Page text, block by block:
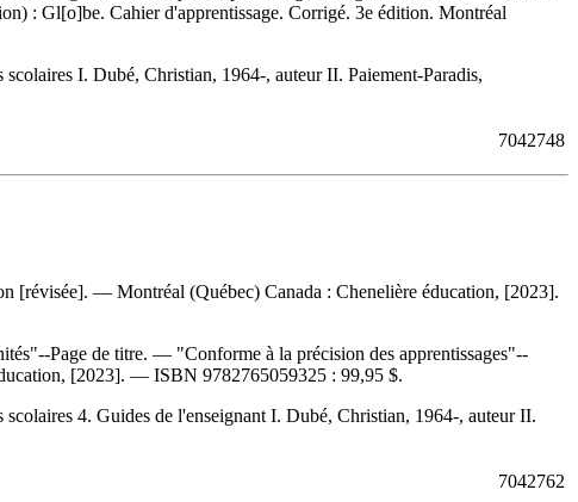
: Gl[o]be. Cahier d'apprentissage. Corrigé. 3e édition. Montréal
I. Dubé, Christian, 1964-, auteur II. Paiement-Paradis,
7042748
[révisée]. — Montréal (Québec) Canada : Chenelière éducation, [2023].
Page de titre. — "Conforme à la précision des apprentissages"--
[2023]. — ISBN 9782765059325 : 99,95 $.
4. Guides de l'enseignant I. Dubé, Christian, 1964-, auteur II.
7042762